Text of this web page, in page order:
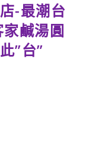
-最潮台
鹹湯圓
”台”